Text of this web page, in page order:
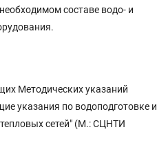
составе водо- и
Методических указаний
указания по водоподготовке и
сетей" (М.: СЦНТИ